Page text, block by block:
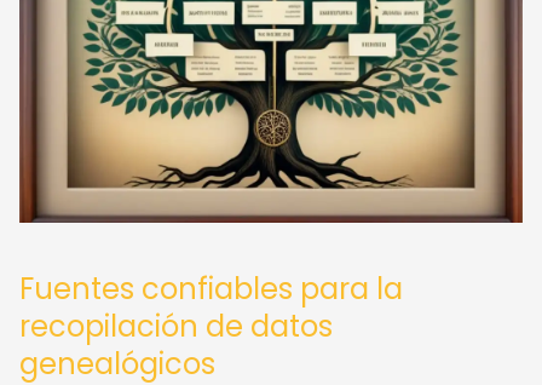
Fuentes confiables para la
recopilación de datos
genealógicos